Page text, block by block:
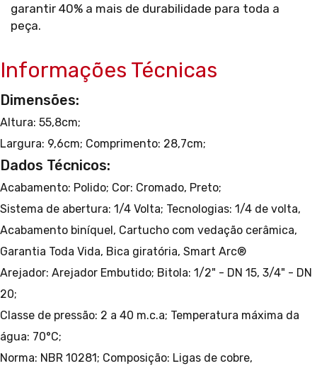
garantir 40% a mais de durabilidade para toda a
peça.
Informações Técnicas
Dimensões:
Altura: 55,8cm;
Largura: 9,6cm; Comprimento: 28,7cm;
Dados Técnicos:
Acabamento: Polido; Cor: Cromado, Preto;
Sistema de abertura: 1/4 Volta; Tecnologias: 1/4 de volta,
Acabamento biníquel, Cartucho com vedação cerâmica,
Garantia Toda Vida, Bica giratória, Smart Arc®
Arejador: Arejador Embutido; Bitola: 1/2" - DN 15, 3/4" - DN
20;
Classe de pressão: 2 a 40 m.c.a; Temperatura máxima da
água: 70°C;
Norma: NBR 10281; Composição: Ligas de cobre,